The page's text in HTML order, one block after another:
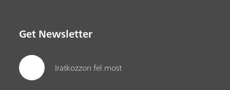
Get Newsletter
Iratkozzon fel most